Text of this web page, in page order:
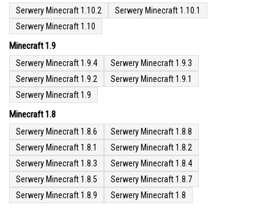
Serwery Minecraft 1.10.2
Serwery Minecraft 1.10.1
Serwery Minecraft 1.10
Minecraft 1.9
Serwery Minecraft 1.9.4
Serwery Minecraft 1.9.3
Serwery Minecraft 1.9.2
Serwery Minecraft 1.9.1
Serwery Minecraft 1.9
Minecraft 1.8
Serwery Minecraft 1.8.6
Serwery Minecraft 1.8.8
Serwery Minecraft 1.8.1
Serwery Minecraft 1.8.2
Serwery Minecraft 1.8.3
Serwery Minecraft 1.8.4
Serwery Minecraft 1.8.5
Serwery Minecraft 1.8.7
Serwery Minecraft 1.8.9
Serwery Minecraft 1.8